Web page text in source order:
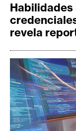
Habilidades
revela